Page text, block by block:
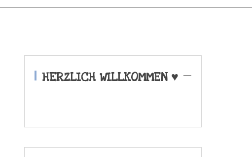
HERZLICH WILLKOMMEN ♥